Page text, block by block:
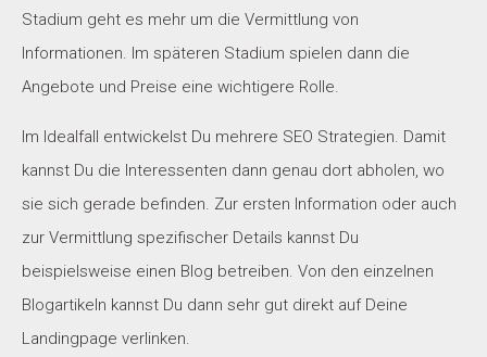
Stadium geht es mehr um die Vermittlung von
Informationen. Im späteren Stadium spielen dann die
Angebote und Preise eine wichtigere Rolle.
Im Idealfall entwickelst Du mehrere SEO Strategien. Damit
kannst Du die Interessenten dann genau dort abholen, wo
sie sich gerade befinden. Zur ersten Information oder auch
zur Vermittlung spezifischer Details kannst Du
beispielsweise einen Blog betreiben. Von den einzelnen
Blogartikeln kannst Du dann sehr gut direkt auf Deine
Landingpage verlinken.